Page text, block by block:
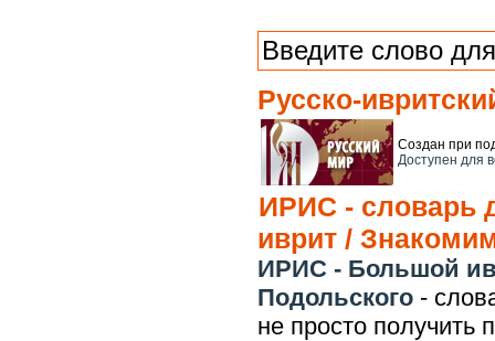
Русско-
Создан при
Доступен для
ИРИС - словарь
иврит /
ИРИС - Большой
Подольского -
не просто получить